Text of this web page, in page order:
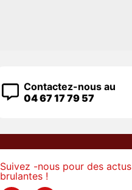
Contactez-nous au
04 67 17 79 57
Suivez -nous pour des actus
brulantes !